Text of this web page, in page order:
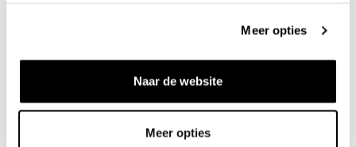
Meer opties
Naar de website
Meer opties
Gerelateerde producten